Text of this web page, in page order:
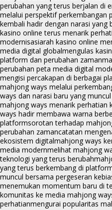
perubahan yang terus berjalan di
melalui perspektif perkembangan
kembali hadir dengan narasi yang
kasino online terus menarik
modernisasiarah kasino online
media digital globalmengulas
platform dan perubahan zaman
perubahan peta media digital
mengisi percakapan di berbagai
mahjong ways melalui
ways dan narasi baru yang
mahjong ways menarik perhatian
ways hadir membawa warna
platformsorotan terhadap
perubahan zamancatatan
ekosistem digitalmahjong ways
media modernmelihat mahjong
teknologi yang terus berubah
yang terus berkembang di
muncul bersama pergeseran
menemukan momentum baru di
komunitas ke media mahjong
perhatianmengurai popularitas